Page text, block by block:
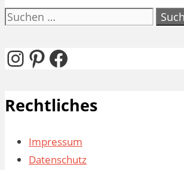
Suchen
Instagram
Pinterest
Facebook
Rechtliches
Impressum
Datenschutz